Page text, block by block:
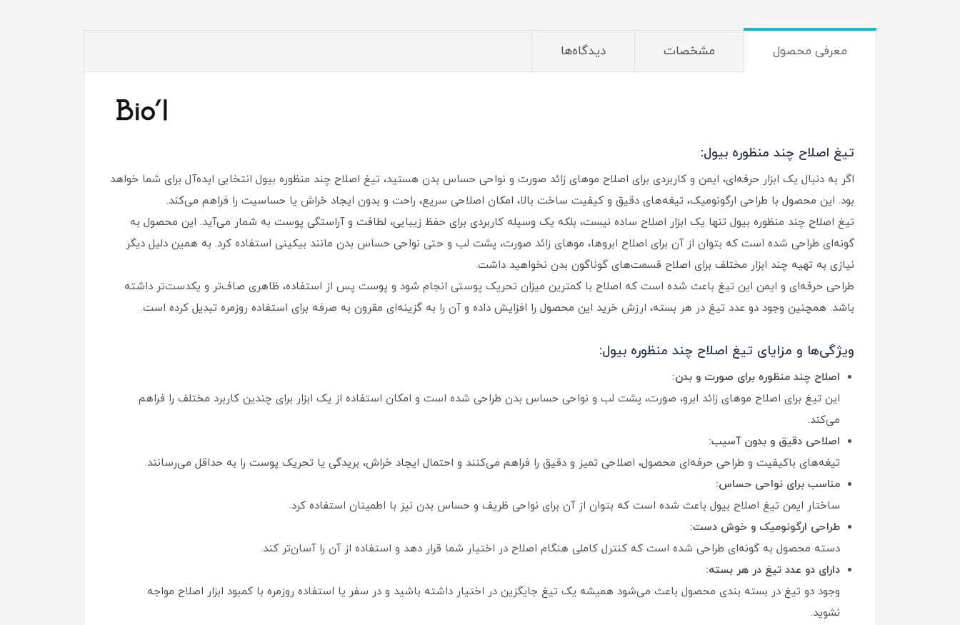
معرفی محصول مشخصات دیدگاه‌ها
تیغ اصلاح چند منظوره بیول:
اگر به دنبال یک ابزار حرفه‌ای، ایمن و کاربردی برای اصلاح موهای زائد صورت و نواحی حساس بدن هستید، تیغ اصلاح چند منظوره بیول انتخابی ایده‌آل برای شما خواهد
بود. این محصول با طراحی ارگونومیک، تیغه‌های دقیق و کیفیت ساخت بالا، امکان اصلاحی سریع، راحت و بدون ایجاد خراش یا حساسیت را فراهم می‌کند.
تیغ اصلاح چند منظوره بیول تنها یک ابزار اصلاح ساده نیست، بلکه یک وسیله کاربردی برای حفظ زیبایی، لطافت و آراستگی پوست به شمار می‌آید. این محصول به
گونه‌ای طراحی شده است که بتوان از آن برای اصلاح ابروها، موهای زائد صورت، پشت لب و حتی نواحی حساس بدن مانند بیکینی استفاده کرد. به همین دلیل دیگر
نیازی به تهیه چند ابزار مختلف برای اصلاح قسمت‌های گوناگون بدن نخواهید داشت.
طراحی حرفه‌ای و ایمن این تیغ باعث شده است که اصلاح با کمترین میزان تحریک پوستی انجام شود و پوست پس از استفاده، ظاهری صاف‌تر و یکدست‌تر داشته
باشد. همچنین وجود دو عدد تیغ در هر بسته، ارزش خرید این محصول را افزایش داده و آن را به گزینه‌ای مقرون‌ به‌ صرفه برای استفاده روزمره تبدیل کرده است.
ویژگی‌ها و مزایای تیغ اصلاح چند منظوره بیول:
اصلاح چند منظوره برای صورت و بدن:
این تیغ برای اصلاح موهای زائد ابرو، صورت، پشت لب و نواحی حساس بدن طراحی شده است و امکان استفاده از یک ابزار برای چندین کاربرد مختلف را فراهم
می‌کند.
اصلاحی دقیق و بدون آسیب:
تیغه‌های باکیفیت و طراحی حرفه‌ای محصول، اصلاحی تمیز و دقیق را فراهم می‌کنند و احتمال ایجاد خراش، بریدگی یا تحریک پوست را به حداقل می‌رسانند.
مناسب برای نواحی حساس:
ساختار ایمن تیغ اصلاح بیول باعث شده است که بتوان از آن برای نواحی ظریف و حساس بدن نیز با اطمینان استفاده کرد.
طراحی ارگونومیک و خوش‌ دست:
دسته محصول به گونه‌ای طراحی شده است که کنترل کاملی هنگام اصلاح در اختیار شما قرار دهد و استفاده از آن را آسان‌تر کند.
دارای دو عدد تیغ در هر بسته:
وجود دو تیغ در بسته‌ بندی محصول باعث می‌شود همیشه یک تیغ جایگزین در اختیار داشته باشید و در سفر یا استفاده روزمره با کمبود ابزار اصلاح مواجه
نشوید.